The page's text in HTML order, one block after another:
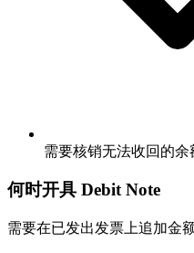
需要核销无法收回的余
何时开具 Debit Note
需要在已发出发票上追加金